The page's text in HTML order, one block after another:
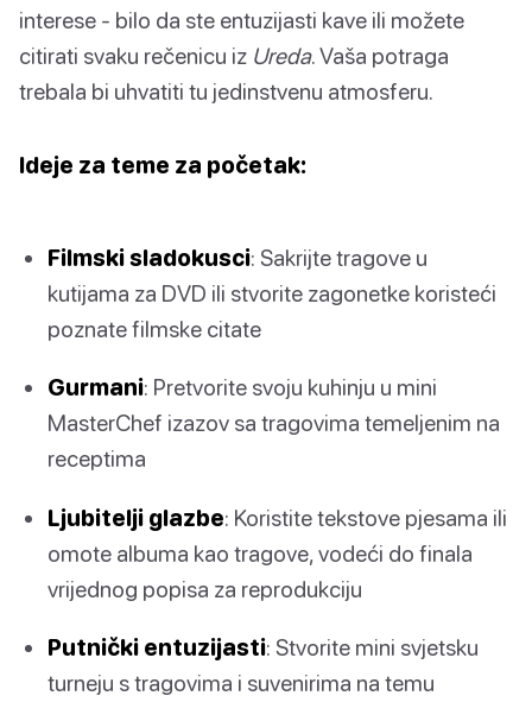
interese - bilo da ste entuzijasti kave ili možete
citirati svaku rečenicu iz Ureda. Vaša potraga
trebala bi uhvatiti tu jedinstvenu atmosferu.
Ideje za teme za početak:
Filmski sladokusci: Sakrijte tragove u
kutijama za DVD ili stvorite zagonetke koristeći
poznate filmske citate
Gurmani: Pretvorite svoju kuhinju u mini
MasterChef izazov sa tragovima temeljenim na
receptima
Ljubitelji glazbe: Koristite tekstove pjesama ili
omote albuma kao tragove, vodeći do finala
vrijednog popisa za reprodukciju
Putnički entuzijasti: Stvorite mini svjetsku
turneju s tragovima i suvenirima na temu